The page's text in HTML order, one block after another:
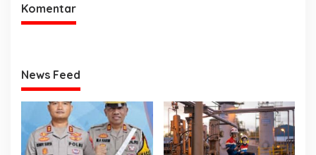
Komentar
News Feed